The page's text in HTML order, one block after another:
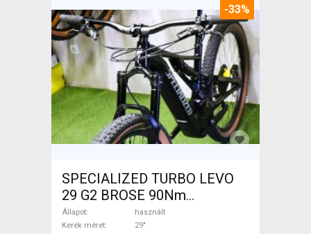
-33%
SPECIALIZED TURBO LEVO
29 G2 BROSE 90Nm
Elektromos Mountain Bike
29" össztelós / fully Brose
Állapot
használt
Kerék méret
29"